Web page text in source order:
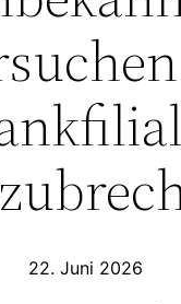
22. Juni 2026